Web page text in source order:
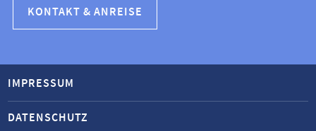
KONTAKT & ANREISE
IMPRESSUM
DATENSCHUTZ